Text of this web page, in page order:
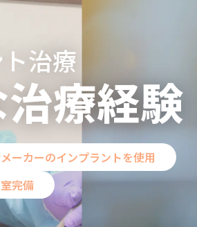
治療
療経験
ーカーのインプラントを使用
完備